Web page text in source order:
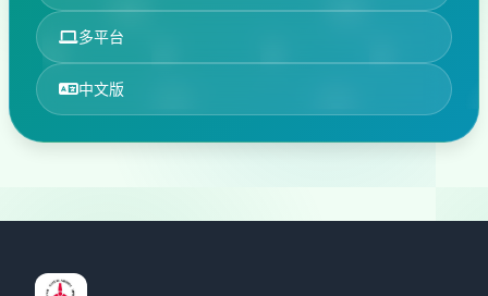
多平台
中文版